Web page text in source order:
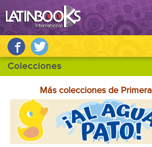
Más colecciones de